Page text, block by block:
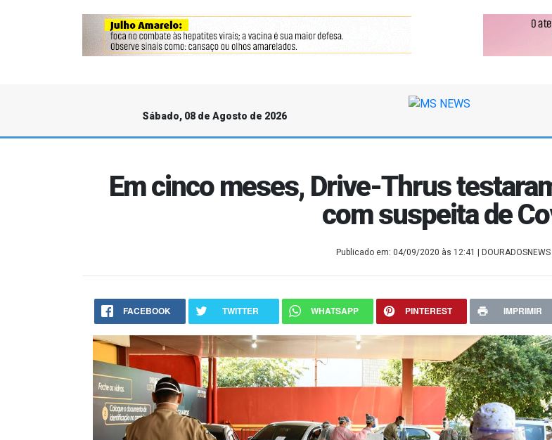
Sábado, 08 de Agosto de 2026
Em cinco meses, Drive-Thrus
com suspeita de
Publicado em: 04/09/2020 às 12:41 |
FACEBOOK TWITTER WHATSAPP PINTEREST IMPRIMIR